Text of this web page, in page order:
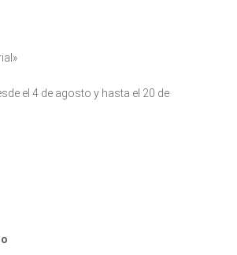
el 4 de agosto y hasta el 20 de